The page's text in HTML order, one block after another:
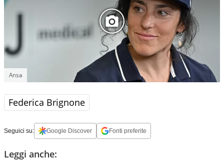
Ansa
Federica Brignone
Seguici su: Google Discover Fonti preferite
Leggi anche: